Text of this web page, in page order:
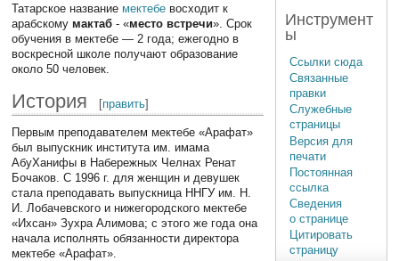
Татарское название мектебе восходит к
арабскому мактаб - «место встречи». Срок
обучения в мектебе — 2 года; ежегодно в
воскресной школе получают образование
около 50 человек.
История [править]
Первым преподавателем мектебе «Арафат»
был выпускник института им. имама
АбуХанифы в Набережных Челнах Ренат
Бочаков. С 1996 г. для женщин и девушек
стала преподавать выпускница ННГУ им. Н.
И. Лобачевского и нижегородского мектебе
«Ихсан» Зухра Алимова; с этого же года она
начала исполнять обязанности директора
мектебе «Арафат».
Инструмент
ы
Ссылки сюда
Связанные
правки
Служебные
страницы
Версия для
печати
Постоянная
ссылка
Сведения
о странице
Цитировать
страницу